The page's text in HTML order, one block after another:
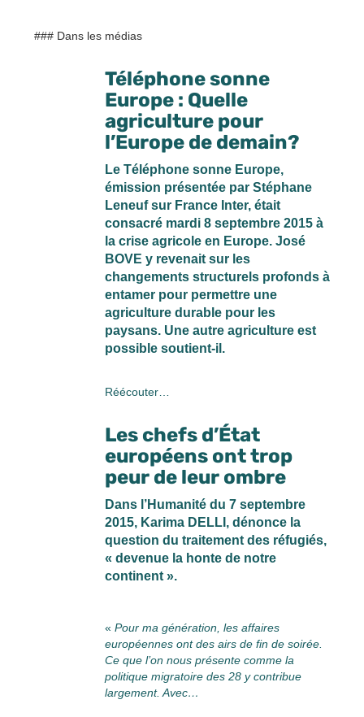
### Dans les médias
Téléphone sonne
Europe : Quelle
agriculture pour
l’Europe de demain?
Le Téléphone sonne Europe,
émission présentée par Stéphane
Leneuf sur France Inter, était
consacré mardi 8 septembre 2015 à
la crise agricole en Europe. José
BOVE y revenait sur les
changements structurels profonds à
entamer pour permettre une
agriculture durable pour les
paysans. Une autre agriculture est
possible soutient-il.
Réécouter…
Les chefs d’État
européens ont trop
peur de leur ombre
Dans l’Humanité du 7 septembre
2015, Karima DELLI, dénonce la
question du traitement des réfugiés,
« devenue la honte de notre
continent ».
« Pour ma génération, les affaires
européennes ont des airs de fin de soirée.
Ce que l’on nous présente comme la
politique migratoire des 28 y contribue
largement. Avec…